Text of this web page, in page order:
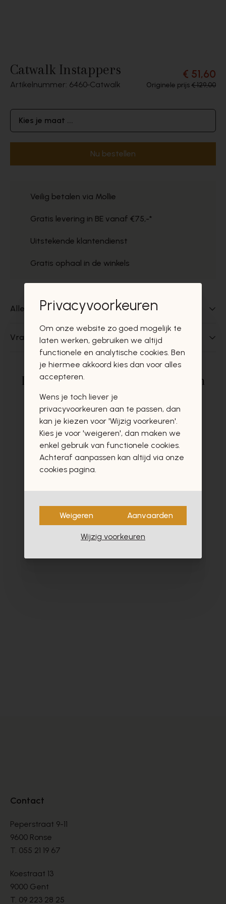
Catwalk Instappers
Artikelnummer: 6460 Catwalk
€ 51,60
Originele prijs€ 129,00
Kies je maat ...
Nu bestellen
Veilig betalen via Mollie
Gratis levering in BE vanaf €75,-*
Uitstekende klantendienst
Gratis ophaal in de winkels
Alles over dit product
Vragen over dit product?
Deze producten zullen u zeker en
vast ook interesseren
Contact
Peperstraat 9-11
9600 Ronse
T. 055 21 19 67
Koestraat 13
9000 Gent
T. 09 223 28 25
Privacyvoorkeuren
Om onze website zo goed mogelijk te
laten werken, gebruiken we altijd
functionele en analytische cookies. Ben
je hiermee akkoord kies dan voor alles
accepteren.
Wens je toch liever je
privacyvoorkeuren aan te passen, dan
kan je kiezen voor 'Wijzig voorkeuren'.
Kies je voor 'weigeren', dan maken we
enkel gebruik van functionele cookies.
Achteraf aanpassen kan altijd via onze
cookies pagina.
Weigeren Aanvaarden
Wijzig voorkeuren